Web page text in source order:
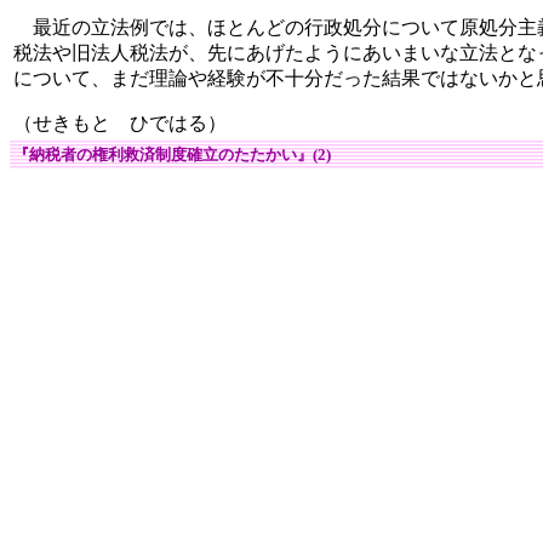
最近の立法例では、ほとんどの行政処分について原処分
税法や旧法人税法が、先にあげたようにあいまいな立法と
について、まだ理論や経験が不十分だった結果ではないかと
（せきもと ひではる）
『納税者の権利救済制度確立のたたかい』(2)